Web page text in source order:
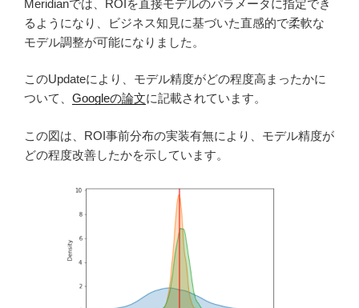
Meridianでは、ROIを直接モデルのパラメータに指定でき
るようになり、ビジネス知見に基づいた直感的で柔軟な
モデル調整が可能になりました。
このUpdateにより、モデル精度がどの程度高まったかに
ついて、 Googleの論文に記載されています。
この図は、ROI事前分布の実装有無により、モデル精度が
どの程度改善したかを示しています。